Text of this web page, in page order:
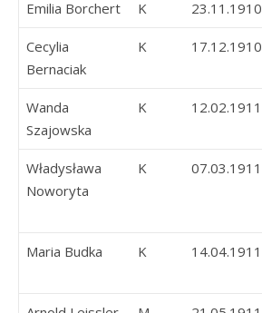
Emilia Borchert K 23.11.1910
Cecylia
Bernaciak
K 17.12.1910
Wanda
Szajowska
K 12.02.1911
Władysława
Noworyta
K 07.03.1911
Maria Budka K 14.04.1911